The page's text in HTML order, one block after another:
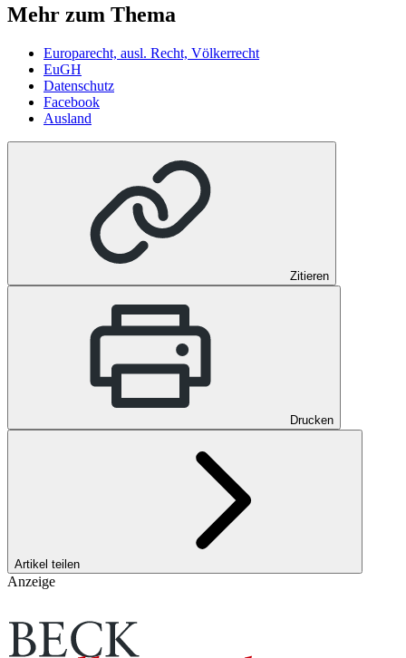
Mehr zum Thema
Europarecht, ausl. Recht, Völkerrecht
EuGH
Datenschutz
Facebook
Ausland
Zitieren
Drucken
Artikel teilen
Anzeige